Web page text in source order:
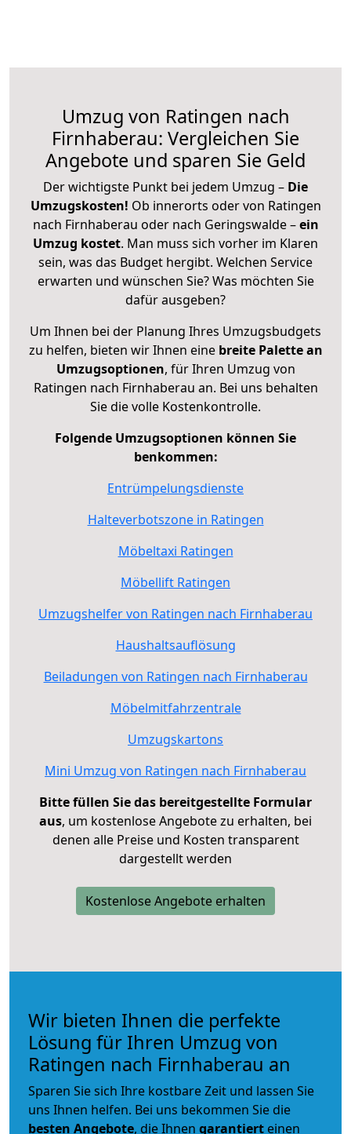
Umzug von Ratingen nach
Firnhaberau: Vergleichen Sie
Angebote und sparen Sie Geld
Der wichtigste Punkt bei jedem Umzug – Die
Umzugskosten! Ob innerorts oder von Ratingen
nach Firnhaberau oder nach Geringswalde –ein
Umzug kostet. Man muss sich vorher im Klaren
sein, was das Budget hergibt. Welchen Service
erwarten und wünschen Sie? Was möchten Sie
dafür ausgeben?
Um Ihnen bei der Planung Ihres Umzugsbudgets
zu helfen, bieten wir Ihnen eine breite Palette an
Umzugsoptionen, für Ihren Umzug von
Ratingen nach Firnhaberau an. Bei uns behalten
Sie die volle Kostenkontrolle.
Folgende Umzugsoptionen können Sie
benkommen:
Entrümpelungsdienste
Halteverbotszone in Ratingen
Möbeltaxi Ratingen
Möbellift Ratingen
Umzugshelfer von Ratingen nach Firnhaberau
Haushaltsauflösung
Beiladungen von Ratingen nach Firnhaberau
Möbelmitfahrzentrale
Umzugskartons
Mini Umzug von Ratingen nach Firnhaberau
Bitte füllen Sie das bereitgestellte Formular
aus, um kostenlose Angebote zu erhalten, bei
denen alle Preise und Kosten transparent
dargestellt werden
Kostenlose Angebote erhalten
Wir bieten Ihnen die perfekte
Lösung für Ihren Umzug von
Ratingen nach Firnhaberau an
Sparen Sie sich Ihre kostbare Zeit und lassen Sie
uns Ihnen helfen. Bei uns bekommen Sie die
besten Angebote, die Ihnen garantiert einen